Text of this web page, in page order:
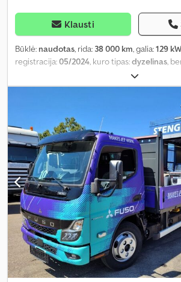
Klausti
Būklė: naudotas, rida: 38 000 km, galia:129
registracija:05/2024, kuro tipas:dyzelinas,
automatinis
3, krovinio erdvės tūris:37 m³, krovimo vietos
, krovos
ABS, galinis keltuvas, oro